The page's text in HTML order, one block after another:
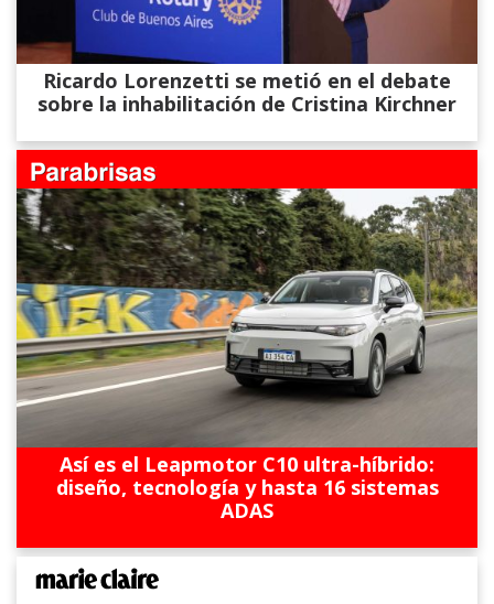
Ricardo Lorenzetti se metió en el debate
sobre la inhabilitación de Cristina Kirchner
Así es el Leapmotor C10 ultra-híbrido:
diseño, tecnología y hasta 16 sistemas
ADAS